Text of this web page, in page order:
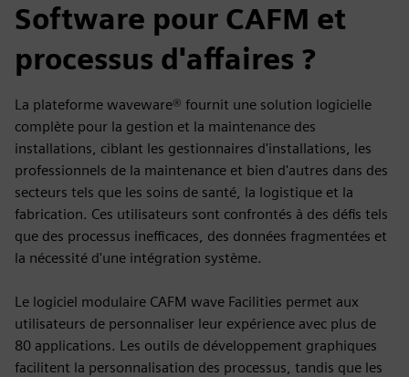
Software pour CAFM et
processus d'affaires ?
La plateforme waveware® fournit une solution logicielle
complète pour la gestion et la maintenance des
installations, ciblant les gestionnaires d'installations, les
professionnels de la maintenance et bien d'autres dans des
secteurs tels que les soins de santé, la logistique et la
fabrication. Ces utilisateurs sont confrontés à des défis tels
que des processus inefficaces, des données fragmentées et
la nécessité d'une intégration système.
Le logiciel modulaire CAFM wave Facilities permet aux
utilisateurs de personnaliser leur expérience avec plus de
80 applications. Les outils de développement graphiques
facilitent la personnalisation des processus, tandis que les